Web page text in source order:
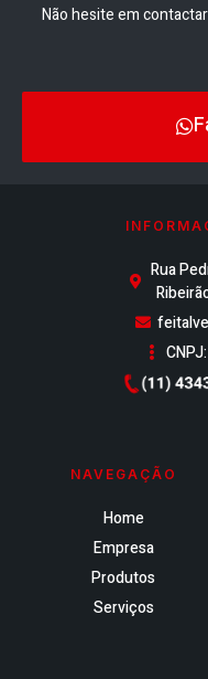
Não hesite em
Rua
NAVEGAÇÃO
Home
Empresa
Produtos
Serviços